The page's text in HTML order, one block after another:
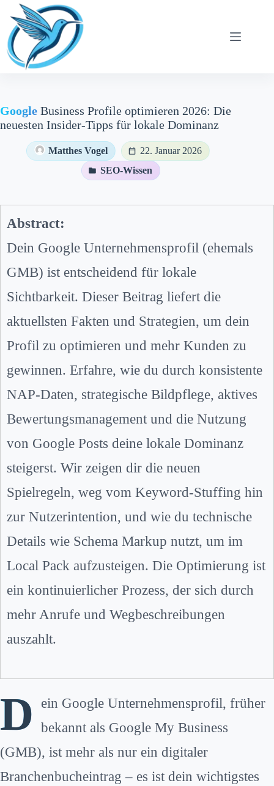
Zum
Inhalt
springen
Google Business Profile optimieren 2026: Die
neuesten Insider-Tipps für lokale Dominanz
Matthes Vogel
22. Januar 2026
SEO-Wissen
Abstract:
Dein Google Unternehmensprofil (ehemals
GMB) ist entscheidend für lokale
Sichtbarkeit. Dieser Beitrag liefert die
aktuellsten Fakten und Strategien, um dein
Profil zu optimieren und mehr Kunden zu
gewinnen. Erfahre, wie du durch konsistente
NAP-Daten, strategische Bildpflege, aktives
Bewertungsmanagement und die Nutzung
von Google Posts deine lokale Dominanz
steigerst. Wir zeigen dir die neuen
Spielregeln, weg vom Keyword-Stuffing hin
zur Nutzerintention, und wie du technische
Details wie Schema Markup nutzt, um im
Local Pack aufzusteigen. Die Optimierung ist
ein kontinuierlicher Prozess, der sich durch
mehr Anrufe und Wegbeschreibungen
auszahlt.
D
ein Google Unternehmensprofil, früher
bekannt als Google My Business
(GMB), ist mehr als nur ein digitaler
Branchenbucheintrag – es ist dein wichtigstes